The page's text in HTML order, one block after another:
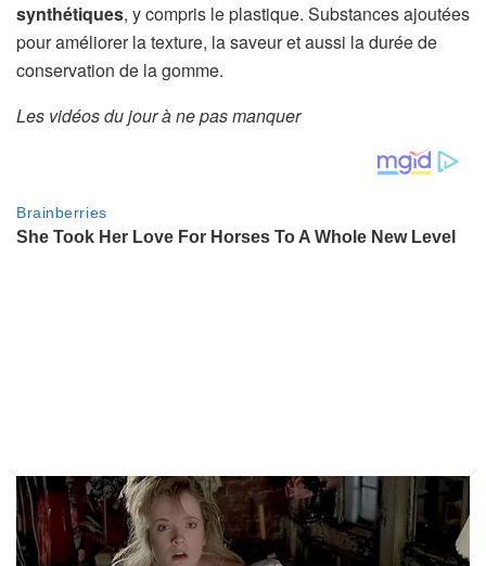
synthétiques, y compris le plastique. Substances ajoutées
pour améliorer la texture, la saveur et aussi la durée de
conservation de la gomme.
Les vidéos du jour à ne pas manquer